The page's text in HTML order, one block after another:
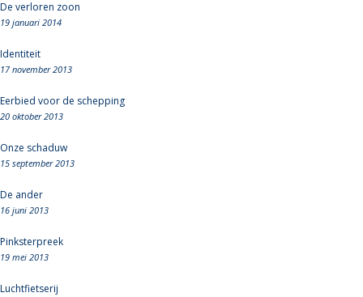
De verloren zoon
19 januari 2014
Identiteit
17 november 2013
Eerbied voor de schepping
20 oktober 2013
Onze schaduw
15 september 2013
De ander
16 juni 2013
Pinksterpreek
19 mei 2013
Luchtfietserij